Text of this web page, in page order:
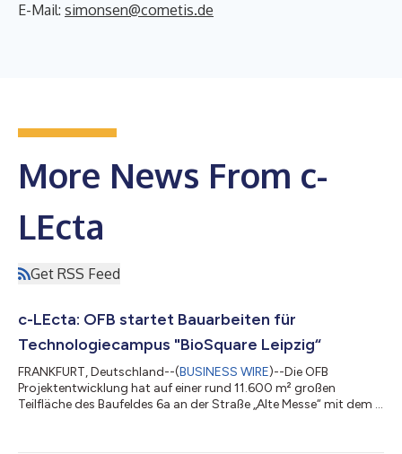
E-Mail: simonsen@cometis.de
More News From c-
LEcta
Get RSS Feed
c-LEcta: OFB startet Bauarbeiten für
Technologiecampus "BioSquare Leipzig“
FRANKFURT, Deutschland--(BUSINESS WIRE)--Die OFB
Projektentwicklung hat auf einer rund 11.600 m² großen
Teilfläche des Baufeldes 6a an der Straße „Alte Messe“ mit dem 1.